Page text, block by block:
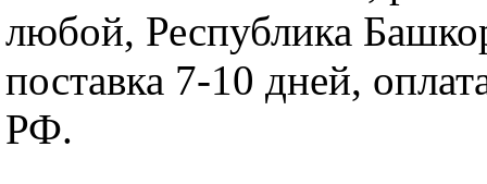
любой, Республика
поставка 7-10 дней,
РФ.